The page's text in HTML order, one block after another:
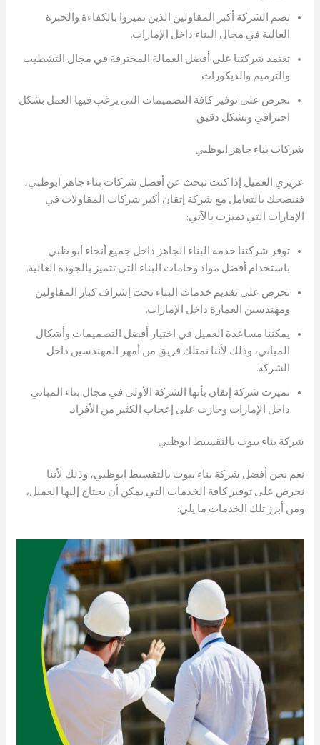
تضم الشركة أكبر المقاولين الذين تميزوا بالكفاءة والخبرة
العالية في مجال البناء داخل الإمارات.
تعتمد شركتنا على أفضل العمالة المحترفة في مجال التشطيب
والترميم والديكورات.
نحرص على توفير كافة التصميمات التي يرغب فيها العمل بشكل
احترافي وبشكل دقيق.
شركات بناء جاهز ابوظبي
عزيزي العميل إذا كنت تبحث عن أفضل شركات بناء جاهز ابوظبي،
فننصحك بالتعامل مع شركة إتقان أكبر شركات المقاولات في
الإمارات التي تميزت بالآتي:
توفر شركتنا خدمة البناء الجاهز داخل جميع أنحاء أبو ظبي
باستخدام أفضل مواد وخامات البناء التي تتميز بالجودة العالية.
نحرص على تقديم خدمات البناء تحت إشراف كبار المقاولين
ومهندسين العمارة داخل الإمارات.
يمكننا مساعدة العميل في اختيار أفضل التصميمات وأشكال
المباني، وذلك لأننا نمتلك فريق من أمهر المهندسين داخل
الشركة.
تميزت شركة إتقان بأنها الشركة الأولى في مجال بناء المباني
داخل الإمارات وحازت على إعجاب الكثير من الأفراد.
شركة بناء بيوت بالتقسيط ابوظبي
نعم نحن أفضل شركة بناء بيوت بالتقسيط ابوظبي، وذلك لأننا
نحرص على توفير كافة الخدمات التي يمكن أن يحتاج إليها العميل،
ومن أبرز تلك الخدمات ما يلي: